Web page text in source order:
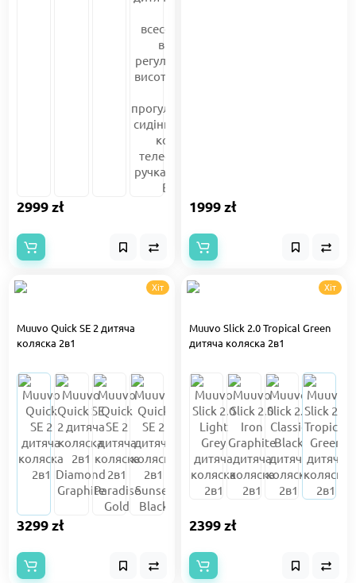
2999 zł 1999 zł
Хіт
Muuvo Quick SE 2 дитяча
коляска 2в1
3299 zł
Хіт
Muuvo Slick 2.0 Tropical Green
дитяча коляска 2в1
2399 zł